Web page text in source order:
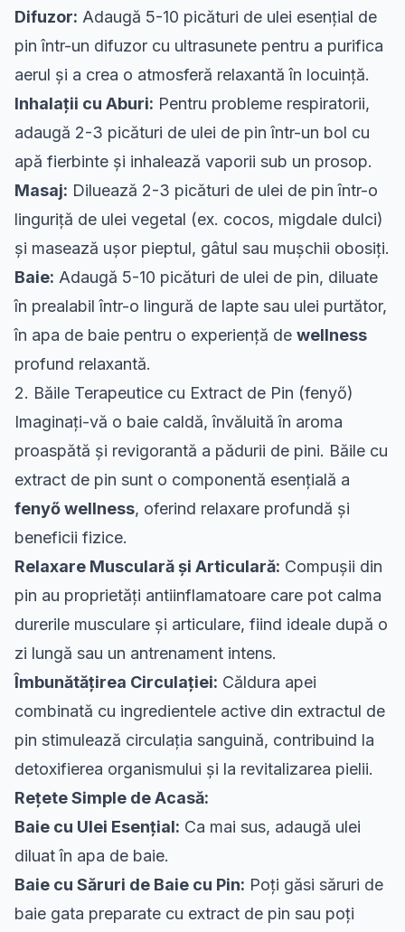
Difuzor: Adaugă 5-10 picături de ulei esențial de
pin într-un difuzor cu ultrasunete pentru a purifica
aerul și a crea o atmosferă relaxantă în locuință.
Inhalații cu Aburi: Pentru probleme respiratorii,
adaugă 2-3 picături de ulei de pin într-un bol cu
apă fierbinte și inhalează vaporii sub un prosop.
Masaj: Diluează 2-3 picături de ulei de pin într-o
linguriță de ulei vegetal (ex. cocos, migdale dulci)
și masează ușor pieptul, gâtul sau mușchii obosiți.
Baie: Adaugă 5-10 picături de ulei de pin, diluate
în prealabil într-o lingură de lapte sau ulei purtător,
în apa de baie pentru o experiență de wellness
profund relaxantă.
2. Băile Terapeutice cu Extract de Pin (fenyő)
Imaginați-vă o baie caldă, învăluită în aroma
proaspătă și revigorantă a pădurii de pini. Băile cu
extract de pin sunt o componentă esențială a
fenyő wellness, oferind relaxare profundă și
beneficii fizice.
Relaxare Musculară și Articulară: Compușii din
pin au proprietăți antiinflamatoare care pot calma
durerile musculare și articulare, fiind ideale după o
zi lungă sau un antrenament intens.
Îmbunătățirea Circulației: Căldura apei
combinată cu ingredientele active din extractul de
pin stimulează circulația sanguină, contribuind la
detoxifierea organismului și la revitalizarea pielii.
Rețete Simple de Acasă:
Baie cu Ulei Esențial: Ca mai sus, adaugă ulei
diluat în apa de baie.
Baie cu Săruri de Baie cu Pin: Poți găsi săruri de
baie gata preparate cu extract de pin sau poți